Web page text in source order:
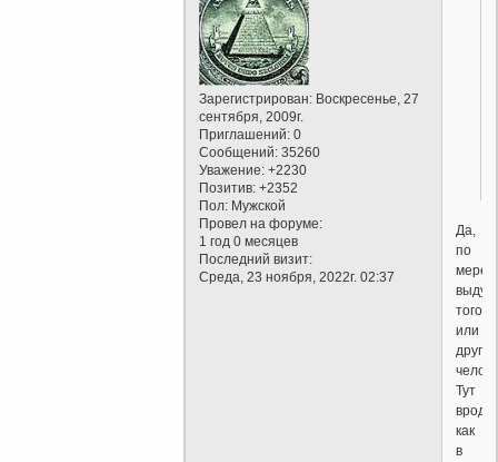
Зарегистрирован: Воскресенье, 27
сентября, 2009г.
Приглашений: 0
Сообщений: 35260
Уважение: +2230
Позитив: +2352
Пол: Мужской
Провел на форуме:
1 год 0 месяцев
Последний визит:
Среда, 23 ноября, 2022г. 02:37
Да,
по
мере
того
или
Тут
вроде
как
в